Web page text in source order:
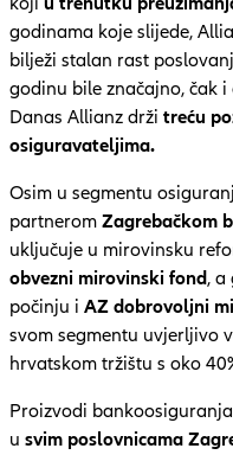
godinama koje slijede,
bilježi stalan rast
godinu bile značajno, čak
Danas Allianz drži treću
osiguravateljima.
Osim u segmentu
partnerom Zagrebačkom
uključuje u mirovinsku
obvezni mirovinski fond, a
počinju i AZ dobrovoljni
svom segmentu uvjerljivo
hrvatskom tržištu s oko
Proizvodi
u svim poslovnicama